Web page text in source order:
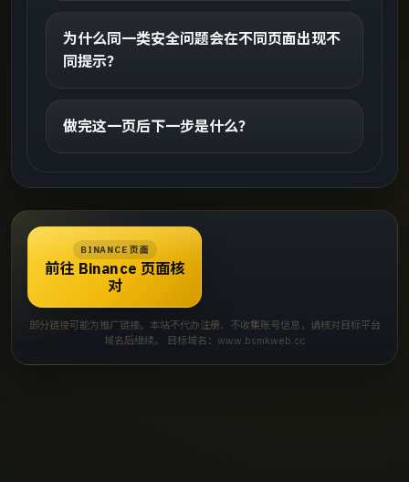
为什么同一类安全问题会在不同页面出现不
同提示？
做完这一页后下一步是什么？
BINANCE 页面
前往 Binance 页面核
对
部分链接可能为推广链接。本站不代办注册、不收集账号信息，请核对目标平台
域名后继续。 目标域名：www.bsmkweb.cc